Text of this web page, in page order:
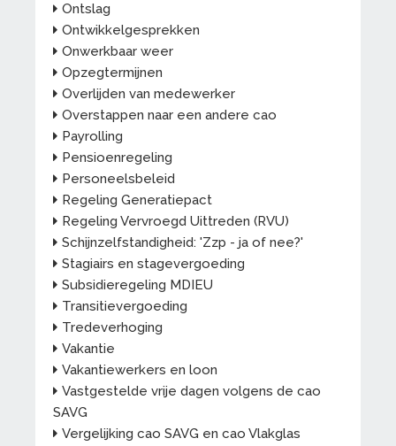
Ontslag
Ontwikkelgesprekken
Onwerkbaar weer
Opzegtermijnen
Overlijden van medewerker
Overstappen naar een andere cao
Payrolling
Pensioenregeling
Personeelsbeleid
Regeling Generatiepact
Regeling Vervroegd Uittreden (RVU)
Schijnzelfstandigheid: 'Zzp - ja of nee?'
Stagiairs en stagevergoeding
Subsidieregeling MDIEU
Transitievergoeding
Tredeverhoging
Vakantie
Vakantiewerkers en loon
Vastgestelde vrije dagen volgens de cao
SAVG
Vergelijking cao SAVG en cao Vlakglas